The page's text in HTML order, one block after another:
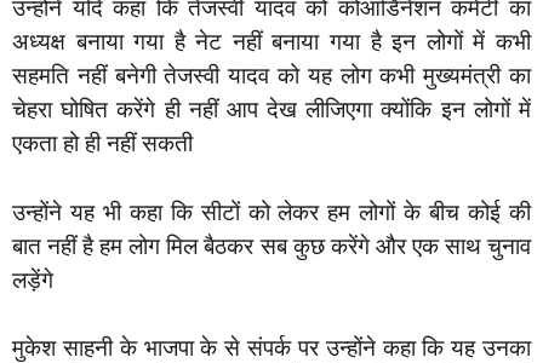
उन्होंने यदि कहा कि तेजस्वी यादव को कोआर्डिनेशन कमेटी का
अध्यक्ष बनाया गया है नेट नहीं बनाया गया है इन लोगों में कभी
सहमति नहीं बनेगी तेजस्वी यादव को यह लोग कभी मुख्यमंत्री का
चेहरा घोषित करेंगे ही नहीं आप देख लीजिएगा क्योंकि इन लोगों में
एकता हो ही नहीं सकती
उन्होंने यह भी कहा कि सीटों को लेकर हम लोगों के बीच कोई की
बात नहीं है हम लोग मिल बैठकर सब कुछ करेंगे और एक साथ चुनाव
लड़ेंगे
मुकेश साहनी के भाजपा के से संपर्क पर उन्होंने कहा कि यह उनका